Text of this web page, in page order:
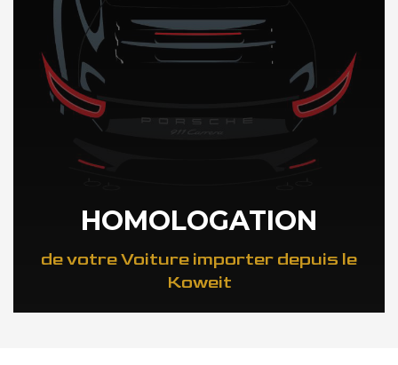
HOMOLOGATION
de votre Voiture importer depuis le
Koweit